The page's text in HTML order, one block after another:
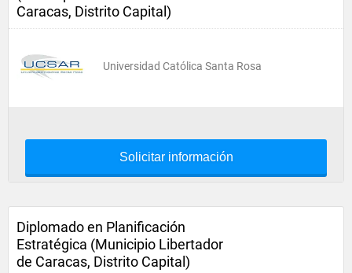
Caracas, Distrito Capital)
Universidad Católica Santa Rosa
Solicitar información
Diplomado en Planificación
Estratégica (Municipio Libertador
de Caracas, Distrito Capital)